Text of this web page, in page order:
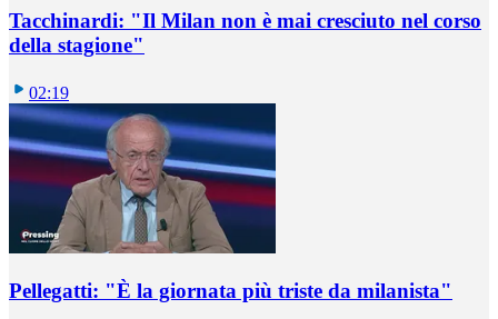
Tacchinardi: "Il Milan non è mai cresciuto nel corso
della stagione"
02:19
Pellegatti: "È la giornata più triste da milanista"